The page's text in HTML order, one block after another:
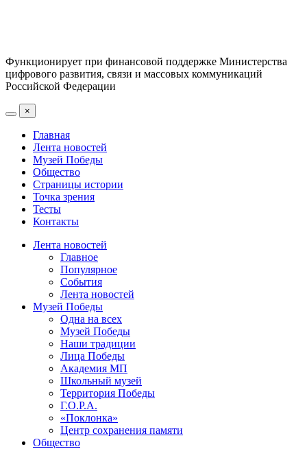
Функционирует при финансовой поддержке Министерства
цифрового развития, связи и массовых коммуникаций
Российской Федерации
×
Главная
Лента новостей
Музей Победы
Общество
Страницы истории
Точка зрения
Тесты
Контакты
Лента новостей
Главное
Популярное
События
Лента новостей
Музей Победы
Одна на всех
Музей Победы
Наши традиции
Лица Победы
Академия МП
Школьный музей
Территория Победы
Г.О.Р.А.
«Поклонка»
Центр сохранения памяти
Общество